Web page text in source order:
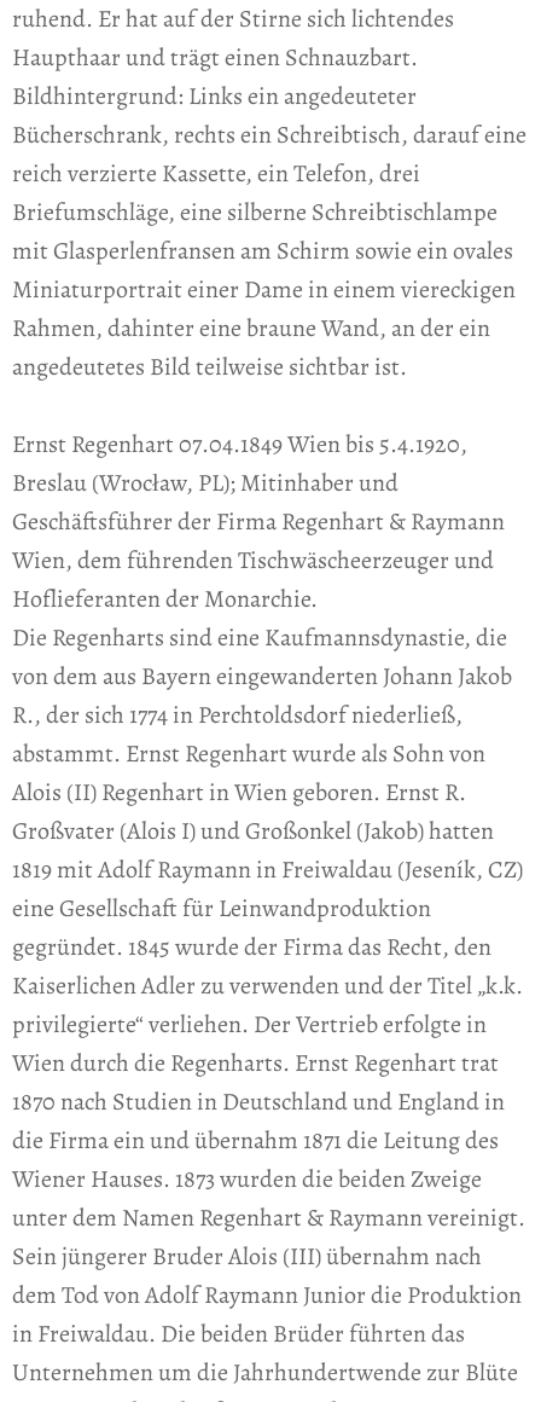
ruhend. Er hat auf der Stirne sich lichtendes
Haupthaar und trägt einen Schnauzbart.
Bildhintergrund: Links ein angedeuteter
Bücherschrank, rechts ein Schreibtisch, darauf eine
reich verzierte Kassette, ein Telefon, drei
Briefumschläge, eine silberne Schreibtischlampe
mit Glasperlenfransen am Schirm sowie ein ovales
Miniaturportrait einer Dame in einem viereckigen
Rahmen, dahinter eine braune Wand, an der ein
angedeutetes Bild teilweise sichtbar ist.
Ernst Regenhart 07.04.1849 Wien bis 5.4.1920,
Breslau (Wrocław, PL); Mitinhaber und
Geschäftsführer der Firma Regenhart & Raymann
Wien, dem führenden Tischwäscheerzeuger und
Hoflieferanten der Monarchie.
Die Regenharts sind eine Kaufmannsdynastie, die
von dem aus Bayern eingewanderten Johann Jakob
R., der sich 1774 in Perchtoldsdorf niederließ,
abstammt. Ernst Regenhart wurde als Sohn von
Alois (II) Regenhart in Wien geboren. Ernst R.
Großvater (Alois I) und Großonkel (Jakob) hatten
1819 mit Adolf Raymann in Freiwaldau (Jeseník, CZ)
eine Gesellschaft für Leinwandproduktion
gegründet. 1845 wurde der Firma das Recht, den
Kaiserlichen Adler zu verwenden und der Titel „k.k.
privilegierte“ verliehen. Der Vertrieb erfolgte in
Wien durch die Regenharts. Ernst Regenhart trat
1870 nach Studien in Deutschland und England in
die Firma ein und übernahm 1871 die Leitung des
Wiener Hauses. 1873 wurden die beiden Zweige
unter dem Namen Regenhart & Raymann vereinigt.
Sein jüngerer Bruder Alois (III) übernahm nach
dem Tod von Adolf Raymann Junior die Produktion
in Freiwaldau. Die beiden Brüder führten das
Unternehmen um die Jahrhundertwende zur Blüte